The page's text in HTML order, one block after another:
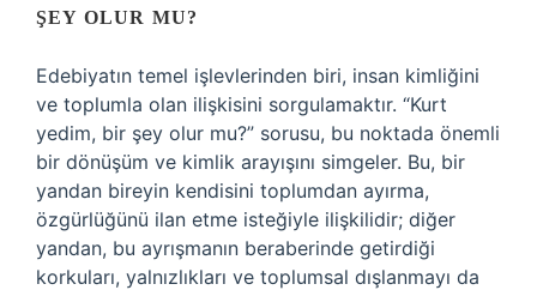
ŞEY OLUR MU?
Edebiyatın temel işlevlerinden biri, insan kimliğini
ve toplumla olan ilişkisini sorgulamaktır. “Kurt
yedim, bir şey olur mu?” sorusu, bu noktada önemli
bir dönüşüm ve kimlik arayışını simgeler. Bu, bir
yandan bireyin kendisini toplumdan ayırma,
özgürlüğünü ilan etme isteğiyle ilişkilidir; diğer
yandan, bu ayrışmanın beraberinde getirdiği
korkuları, yalnızlıkları ve toplumsal dışlanmayı da